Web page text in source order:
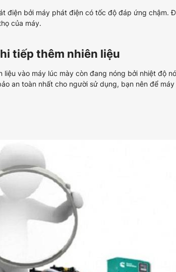
điện bởi máy phát điện có tốc độ đáp ứng chậm.
của máy.
tiếp thêm nhiên liệu
vào máy lúc mày còn đang nóng bởi nhiệt độ
an toàn nhất cho người sử dụng, bạn nên để máy